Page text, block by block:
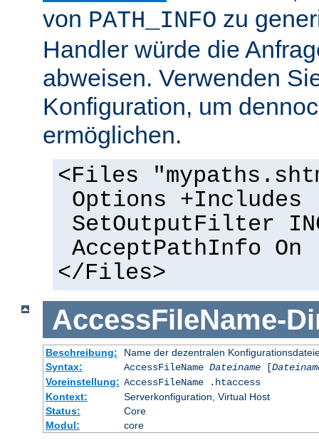
von PATH_INFO zu
Handler würde die
abweisen. Verwenden
Konfiguration, um
ermöglichen.
<Files
Options +Includes
SetOutputFilter
AcceptPathInfo On
</Files>
AccessFileName-
Beschreibung:
Name der dezentralen
Syntax:
AccessFileName Dateiname[
Voreinstellung: AccessFileName .htaccess
Kontext:
Serverkonfiguration, Virtual Host
Status:
Core
Modul:
core